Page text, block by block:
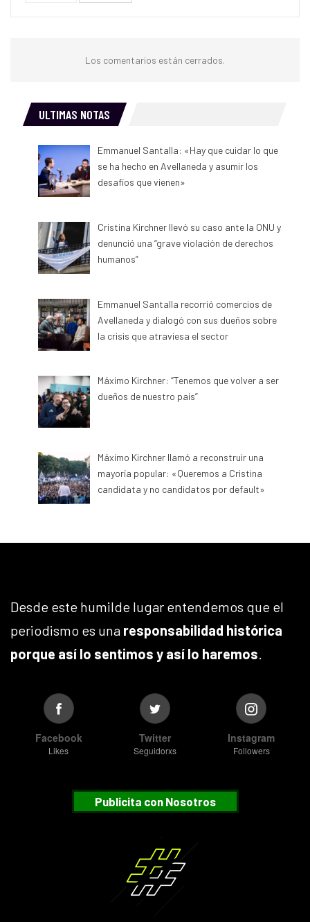
Los comentarios están cerrados.
ULTIMAS NOTAS
Emmanuel Santalla: «Hay que cuidar lo que
se ha hecho en Avellaneda y asumir los
desafíos que vienen»
Cristina Kirchner llevó su caso ante la ONU y
denunció una “grave violación de derechos
humanos”
Emmanuel Santalla recorrió comercios de
Avellaneda y dialogó con sus dueños sobre
la crisis que atraviesa el sector
Máximo Kirchner: “Tenemos que volver a ser
dueños de nuestro país”
Máximo Kirchner llamó a reconstruir una
mayoría popular: «Queremos a Cristina
candidata y no candidatos por default»
Desde este humilde lugar entendemos que el
periodismo es una responsabilidad histórica
porque así lo sentimos y así lo haremos
Facebook
Likes
Twitter
Seguidorxs
Instagram
Followers
Publicita con Nosotros